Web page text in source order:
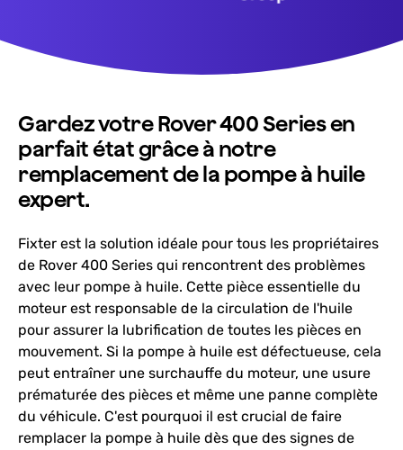
Gardez votre Rover 400 Series en
parfait état grâce à notre
remplacement de la pompe à huile
expert.
Fixter est la solution idéale pour tous les propriétaires
de Rover 400 Series qui rencontrent des problèmes
avec leur pompe à huile. Cette pièce essentielle du
moteur est responsable de la circulation de l'huile
pour assurer la lubrification de toutes les pièces en
mouvement. Si la pompe à huile est défectueuse, cela
peut entraîner une surchauffe du moteur, une usure
prématurée des pièces et même une panne complète
du véhicule. C'est pourquoi il est crucial de faire
remplacer la pompe à huile dès que des signes de